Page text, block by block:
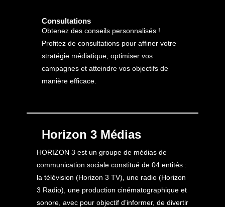
Consultations
Obtenez des conseils personnalisés !
Profitez de consultations pour affiner votre
stratégie médiatique, optimiser vos
campagnes et atteindre vos objectifs de
manière efficace.
Horizon 3 Médias
HORIZON 3 est un groupe de médias de
communication sociale constitué de 04 entités :
la télévision (Horizon 3 TV), une radio (Horizon
3 Radio), une production cinématographique et
sonore, avec pour objectif d’informer, de divertir